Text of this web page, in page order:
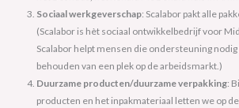
Sociaal werkgeverschap: Scalabor pakt alle
(Scalabor is hèt sociaal ontwikkelbedrijf voor
Scalabor helpt mensen die ondersteuning
behouden van een plek op de arbeidsmarkt.)
Duurzame producten/duurzame verpakking:
producten en het inpakmateriaal letten we op